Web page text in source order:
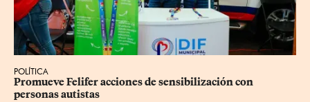
POLÍTICA
Promueve Felifer acciones de sensibilización con
personas autistas